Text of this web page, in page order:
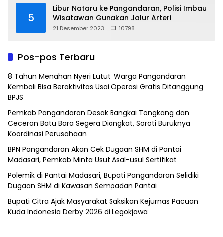
5
Libur Nataru ke Pangandaran, Polisi Imbau
Wisatawan Gunakan Jalur Arteri
21 Desember 2023 10798
Pos-pos Terbaru
8 Tahun Menahan Nyeri Lutut, Warga Pangandaran
Kembali Bisa Beraktivitas Usai Operasi Gratis Ditanggung
BPJS
Pemkab Pangandaran Desak Bangkai Tongkang dan
Ceceran Batu Bara Segera Diangkat, Soroti Buruknya
Koordinasi Perusahaan
BPN Pangandaran Akan Cek Dugaan SHM di Pantai
Madasari, Pemkab Minta Usut Asal-usul Sertifikat
Polemik di Pantai Madasari, Bupati Pangandaran Selidiki
Dugaan SHM di Kawasan Sempadan Pantai
Bupati Citra Ajak Masyarakat Saksikan Kejurnas Pacuan
Kuda Indonesia Derby 2026 di Legokjawa